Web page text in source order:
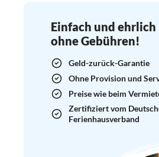
Einfach und ehrlich
ohne Gebühren!
Geld-zurück-Garantie
Ohne Provision und
Preise wie beim
Zertifiziert vom
Ferienhausverband